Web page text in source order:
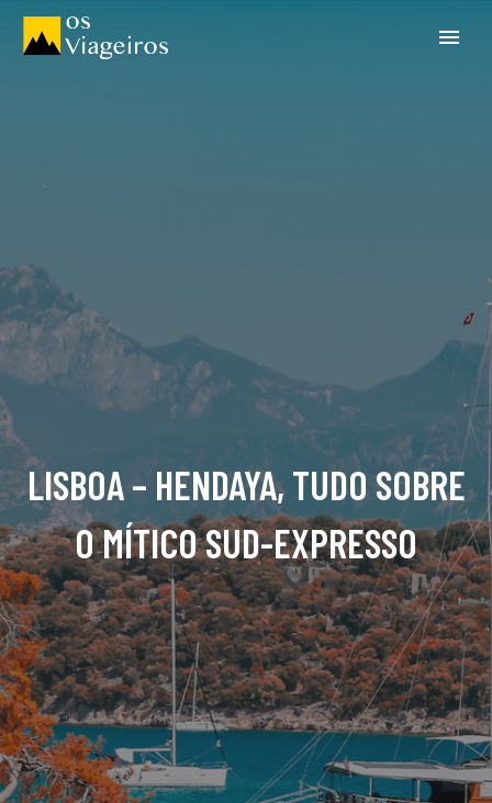
LISBOA – HENDAYA, TUDO SOBRE
O MÍTICO SUD-EXPRESSO